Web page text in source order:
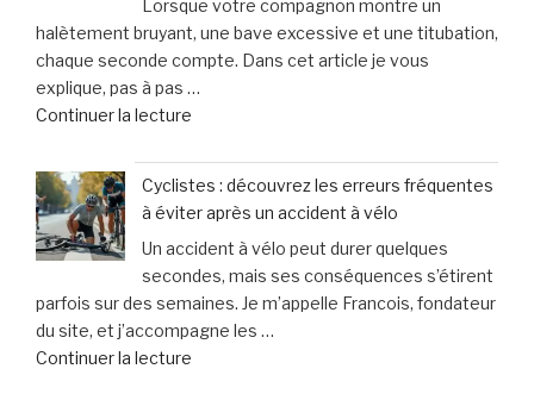
médicales »
un
soutien
personnalisé
et
dommages
corporels »
Lorsque votre compagnon montre un
halètement bruyant, une bave excessive et une titubation,
chaque seconde compte. Dans cet article je vous
explique, pas à pas …
Continuer la lecture
votre
chien
halète,
bave
excessivement
et
titube
Cyclistes : découvrez les erreurs fréquentes
à éviter après un accident à vélo
Un accident à vélo peut durer quelques
secondes, mais ses conséquences s’étirent
parfois sur des semaines. Je m’appelle Francois, fondateur
du site, et j’accompagne les …
Continuer la lecture